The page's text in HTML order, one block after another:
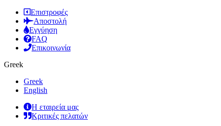
Επιστροφές
Αποστολή
Εγγύηση
FAQ
Επικοινωνία
Greek
Greek
English
Η εταιρεία μας
Κριτικές πελατών